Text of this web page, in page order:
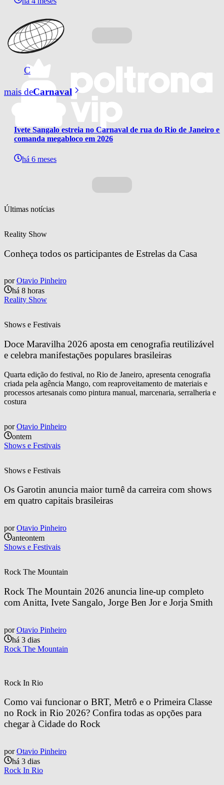
C
mais deCarnaval
Ivete Sangalo estreia no Carnaval de rua do Rio de Janeiro e
comanda megabloco em 2026
há 6 meses
Últimas notícias
Reality Show
Conheça todos os participantes de Estrelas da Casa
por Otavio Pinheiro
há 8 horas
Reality Show
Shows e Festivais
Doce Maravilha 2026 aposta em cenografia reutilizável
e celebra manifestações populares brasileiras
Quarta edição do festival, no Rio de Janeiro, apresenta cenografia
criada pela agência Mango, com reaproveitamento de materiais e
processos artesanais como pintura manual, marcenaria, serralheria e
costura
por Otavio Pinheiro
ontem
Shows e Festivais
Shows e Festivais
Os Garotin anuncia maior turnê da carreira com shows
em quatro capitais brasileiras
por Otavio Pinheiro
anteontem
Shows e Festivais
Rock The Mountain
Rock The Mountain 2026 anuncia line-up completo
com Anitta, Ivete Sangalo, Jorge Ben Jor e Jorja Smith
por Otavio Pinheiro
há 3 dias
Rock The Mountain
Rock In Rio
Como vai funcionar o BRT, Metrô e o Primeira Classe
no Rock in Rio 2026? Confira todas as opções para
chegar à Cidade do Rock
por Otavio Pinheiro
há 3 dias
Rock In Rio